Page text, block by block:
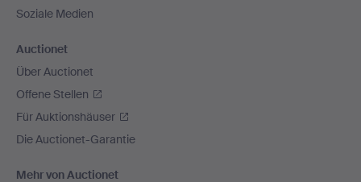
Soziale Medien
Auctionet
Über Auctionet
Offene Stellen
Für Auktionshäuser
Die Auctionet-Garantie
Mehr von Auctionet